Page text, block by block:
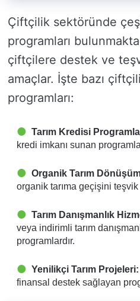
Çiftçilik sektöründe
programları
çiftçilere destek ve
amaçlar. İşte bazı
programları:
Tarım Kredisi
kredi imkanı sunan
Organik Tarım
organik tarıma geçişini
Tarım Danışmanlık
veya indirimli tarım
programlardır.
Yenilikçi Tarım Projeleri:
finansal destek sağlayan